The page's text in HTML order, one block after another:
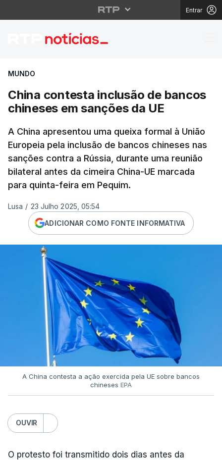
Entrar
China contesta
MUNDO
China contesta inclusão de bancos
chineses em sanções da UE
A China apresentou uma queixa formal à União
Europeia pela inclusão de bancos chineses nas
sanções contra a Rússia, durante uma reunião
bilateral antes da cimeira China-UE marcada
para quinta-feira em Pequim.
Lusa / 23 Julho 2025, 05:54
ADICIONAR COMO FONTE INFORMATIVA
A China contesta a ação exercida pela UE sobre bancos
chineses EPA
OUVIR
O protesto foi transmitido dois dias antes da